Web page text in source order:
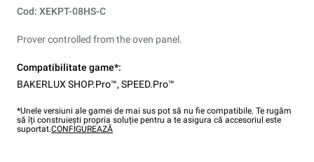
Cod: XEKPT-08HS-C
Prover controlled from the oven panel.
Compatibilitate game*:
BAKERLUX SHOP.Pro™, SPEED.Pro™
*Unele versiuni ale gamei de mai sus pot să nu fie compatibile. Te rugăm
să îți construiești propria soluție pentru a te asigura că accesoriul este
suportat.CONFIGUREAZĂ